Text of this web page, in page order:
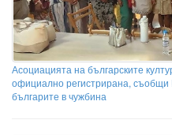
Асоциацията на българските
официално регистрирана, съобщи
българите в чужбина